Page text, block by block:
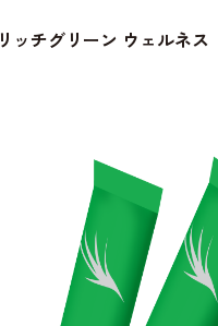
リッチグリーン ウェルネス